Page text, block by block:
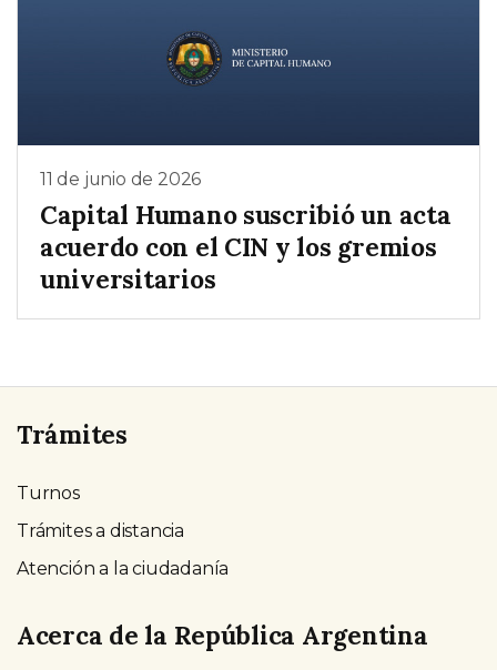
11 de junio de 2026
Capital Humano suscribió un acta
acuerdo con el CIN y los gremios
universitarios
Trámites
Turnos
Trámites a distancia
Atención a la ciudadanía
Acerca de la República Argentina